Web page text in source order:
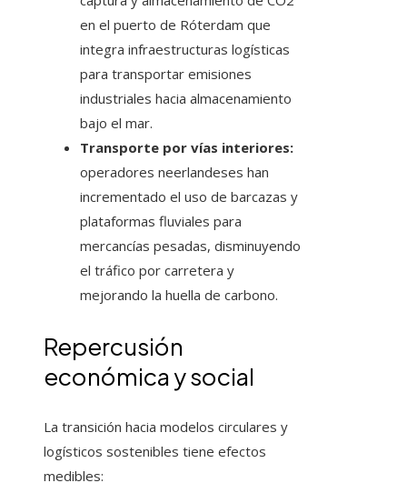
en el puerto de Róterdam que
integra infraestructuras logísticas
para transportar emisiones
industriales hacia almacenamiento
bajo el mar.
Transporte por vías interiores:
operadores neerlandeses han
incrementado el uso de barcazas y
plataformas fluviales para
mercancías pesadas, disminuyendo
el tráfico por carretera y
mejorando la huella de carbono.
Repercusión
económica y social
La transición hacia modelos circulares y
logísticos sostenibles tiene efectos
medibles: